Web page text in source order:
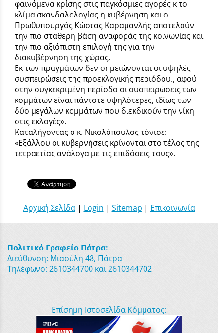
φαινόμενα κρίσης στις παγκόσμιες αγορές κ το
κλίμα σκανδαλολογίας η κυβέρνηση και ο
Πρωθυπουργός Κώστας Καραμανλής αποτελούν
την πιο σταθερή βάση αναφοράς της κοινωνίας και
την πιο αξιόπιστη επιλογή της για την
διακυβέρνηση της χώρας.
Εκ των πραγμάτων δεν σημειώνονται οι υψηλές
συσπειρώσεις της προεκλογικής περιόδου., αφού
στην συγκεκριμένη περίοδο οι συσπειρώσεις των
κομμάτων είναι πάντοτε υψηλότερες, ιδίως των
δύο μεγάλων κομμάτων που διεκδικούν την νίκη
στις εκλογές».
Καταλήγοντας ο κ. Νικολόπουλος τόνισε:
«Εξάλλου οι κυβερνήσεις κρίνονται στο τέλος της
τετραετίας ανάλογα με τις επιδόσεις τους».
Αρχική Σελίδα| Login | Sitemap | Επικοινωνία
Πολιτικό Γραφείο Πάτρα:
Διεύθυνση: Μιαούλη 48, Πάτρα
Τηλέφωνο: 2610344700 και 2610344702
Επίσημη Ιστοσελίδα Κόμματος: